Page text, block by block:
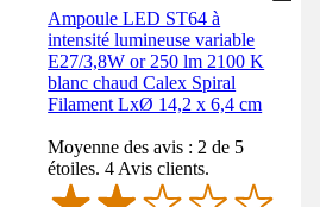
Ampoule LED ST64 à
intensité lumineuse variable
E27/3,8W or 250 lm 2100 K
blanc chaud Calex Spiral
Filament LxØ 14,2 x 6,4 cm
Moyenne des avis : 2 de 5
étoiles. 4 Avis clients.